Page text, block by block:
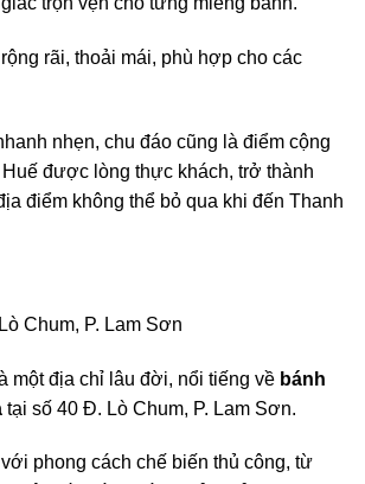
rãi, thoải mái, phù hợp cho các
nhẹn, chu đáo cũng là điểm cộng
được lòng thực khách, trở thành
điểm không thể bỏ qua khi đến Thanh
Chum, P. Lam Sơn
một địa chỉ lâu đời, nổi tiếng về bánh
tại số 40 Đ. Lò Chum, P. Lam Sơn.
phong cách chế biến thủ công, từ